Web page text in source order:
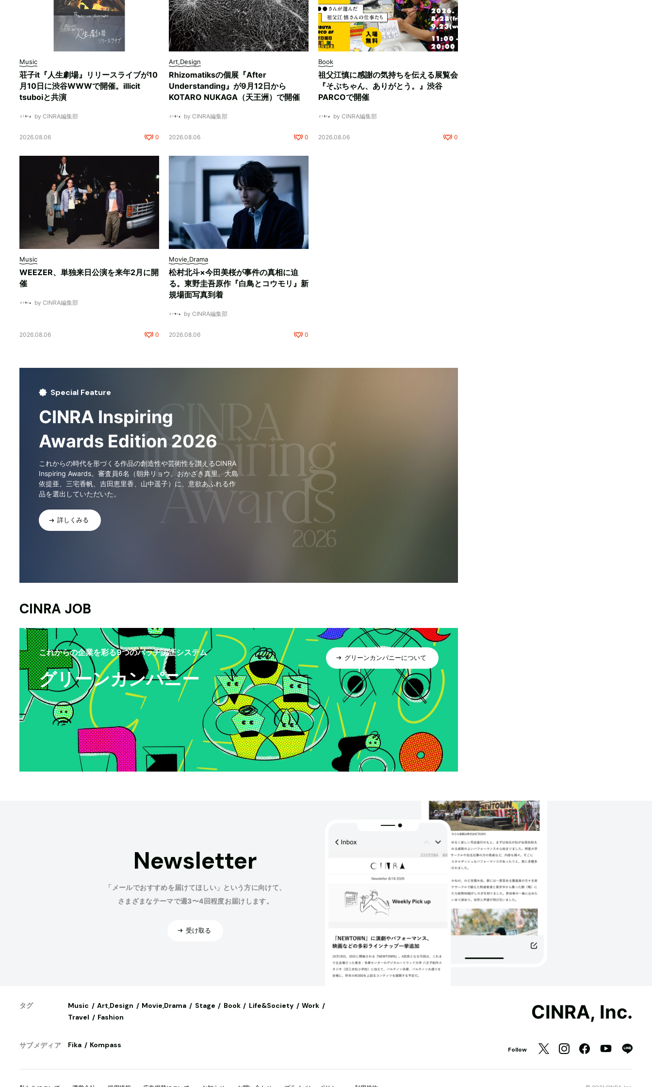
Music
荘子it『人生劇場』リリースライブが10
月10日に渋谷WWWで開催。illicit
tsuboiと共演
by CINRA編集部
2026.08.06 0
Art,Design
Rhizomatiksの個展『After
Understanding』が9月12日から
KOTARO NUKAGA（天王洲）で開催
by CINRA編集部
2026.08.06 0
Book
祖父江慎に感謝の気持ちを伝える展覧会
『そぶちゃん、ありがとう。』渋谷
PARCOで開催
by CINRA編集部
2026.08.06 0
Music
WEEZER、単独来日公演を来年2月に開
催
by CINRA編集部
2026.08.06 0
Movie,Drama
松村北斗×今田美桜が事件の真相に迫
る。東野圭吾原作『白鳥とコウモリ』新
規場面写真到着
by CINRA編集部
2026.08.06 0
Special Feature
CINRA Inspiring
Awards Edition 2026
これからの時代を形づくる作品の創造性や芸術性を讃えるCINRA
Inspiring Awards。審査員6名（朝井リョウ、おかざき真里、大島
依提亜、三宅香帆、吉田恵里香、山中遥子）に、意欲あふれる作
品を選出していただいた。
詳しくみる
CINRA JOB
これからの企業を彩る9つのバッヂ認証システム
グリーンカンパニー
グリーンカンパニーについて
Newsletter
「メールでおすすめを届けてほしい」という方に向けて、
さまざまなテーマで週3〜4回程度お届けします。
受け取る
タグ Music Art,Design Movie,Drama Stage Book Life&Society
Work
Travel
Fashion
サブメディア Fika Kompass
CINRA, Inc.
Follow